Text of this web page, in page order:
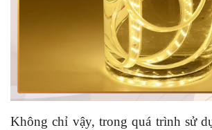
Không chỉ vậy, trong quá trình sử